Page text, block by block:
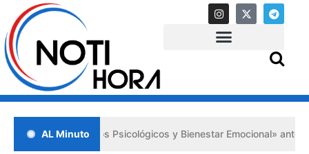
AL Minuto
Auxilios Psicológicos y Bienestar Emocional» ante